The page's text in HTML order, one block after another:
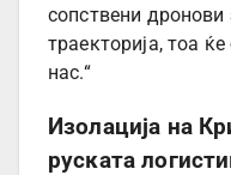
сопствени дронови
траекторија, тоа
нас.“
Изолација на
руската